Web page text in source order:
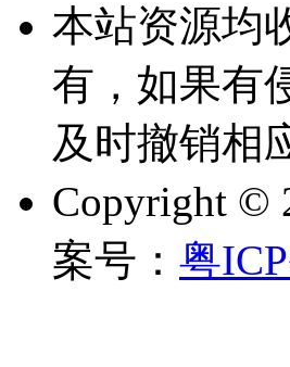
本站资源均
有，如果有
及时撤销相
Copyright ©
案号： 粤